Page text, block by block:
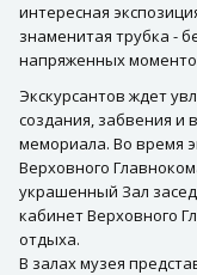
интересная
знаменитая трубка -
напряженных
Экскурсантов ждет
создания, забвения и
мемориала. Во время
Верховного
украшенный Зал
кабинет Верховного
отдыха.
В залах музея